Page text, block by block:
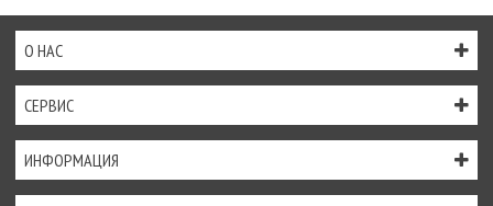
О НАС
СЕРВИС
ИНФОРМАЦИЯ